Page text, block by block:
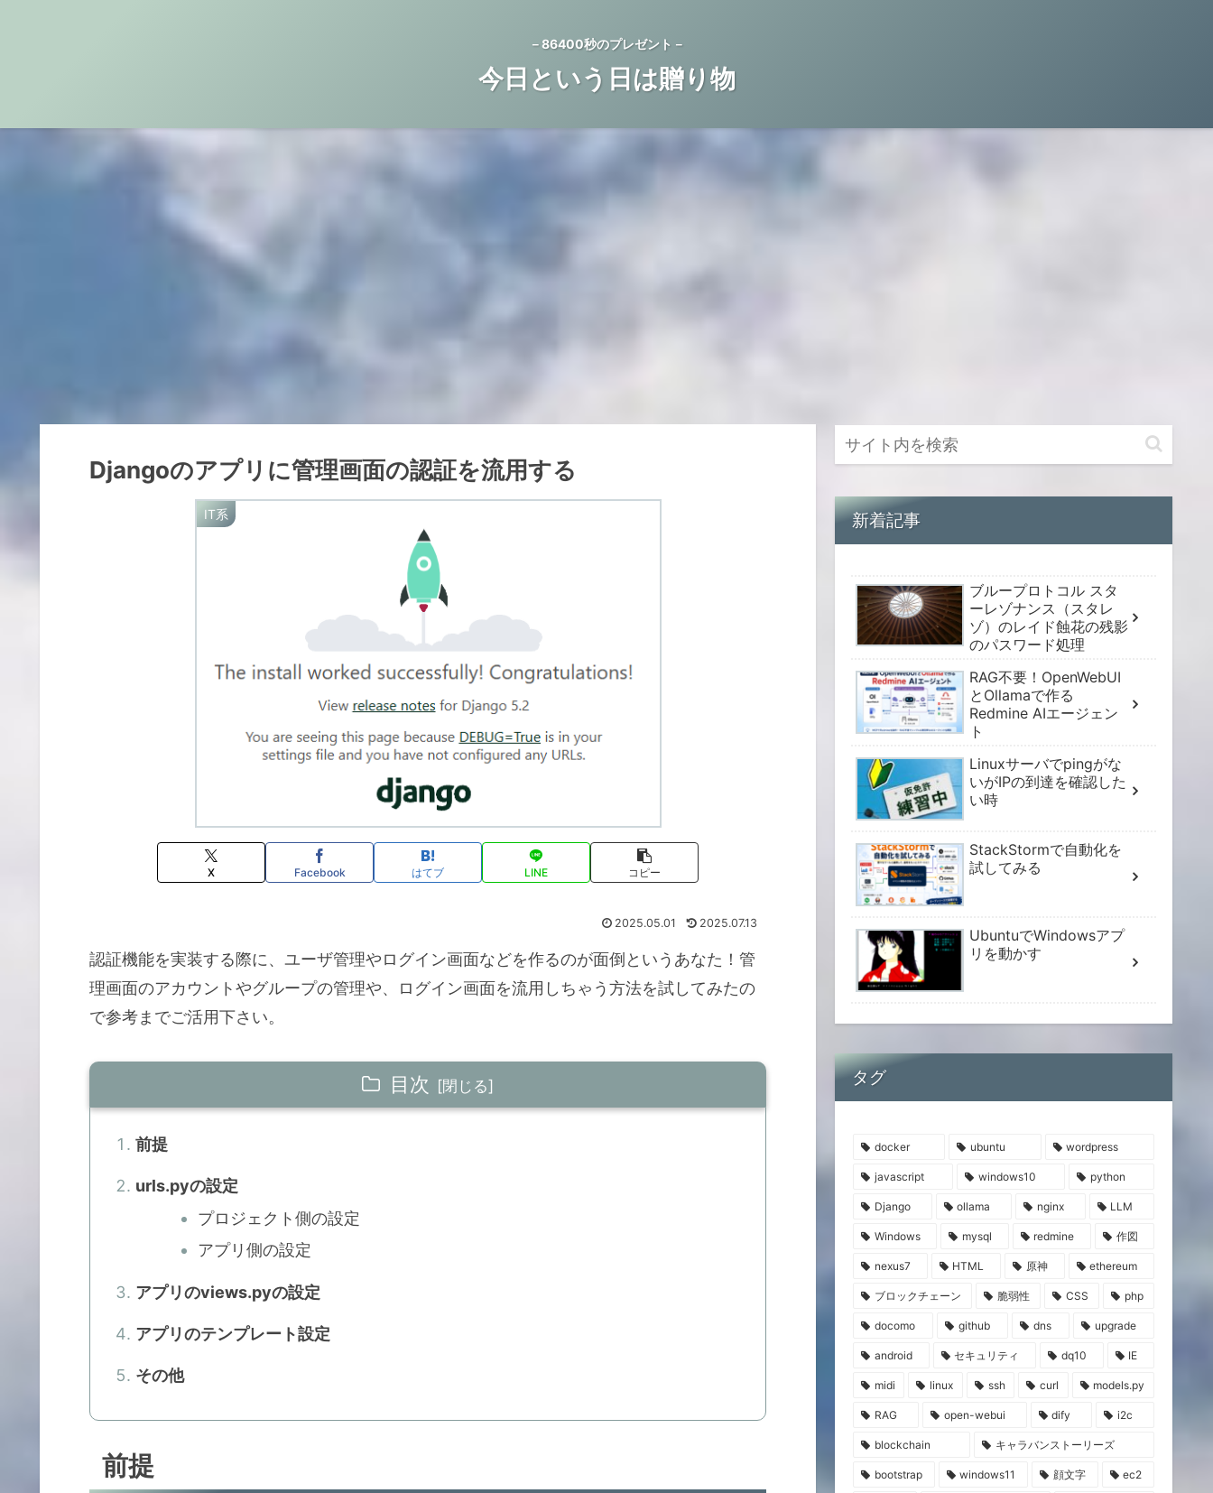
－86400秒のプレゼント－
今日という日は贈り物
Djangoのアプリに管理画面の認証を流用する
IT系
X Facebook はてブ LINE コピー
2025.05.01 2025.07.13
認証機能を実装する際に、ユーザ管理やログイン画面などを作るのが面倒というあなた！管
理画面のアカウントやグループの管理や、ログイン画面を流用しちゃう方法を試してみたの
で参考までご活用下さい。
目次
前提
urls.pyの設定
プロジェクト側の設定
アプリ側の設定
アプリのviews.pyの設定
アプリのテンプレート設定
その他
前提
新着記事
ブループロトコル スタ
ーレゾナンス（スタレ
ゾ）のレイド蝕花の残影
のパスワード処理
RAG不要！OpenWebUI
とOllamaで作る
Redmine AIエージェン
ト
Linuxサーバでpingがな
いがIPの到達を確認した
い時
StackStormで自動化を
試してみる
UbuntuでWindowsアプ
リを動かす
タグ
docker ubuntu wordpress
javascript windows10 python
Django ollama nginx LLM
Windows mysql redmine 作図
nexus7 HTML 原神 ethereum
ブロックチェーン 脆弱性 CSS php
docomo github dns upgrade
android セキュリティ dq10 IE
midi linux ssh curl models.py
RAG open-webui dify i2c
blockchain キャラバンストーリーズ
bootstrap windows11 顔文字 ec2